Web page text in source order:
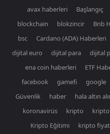
avax haberleri
Başlangıç
blockchain
blokzincir Bnb
bsc
Cardano (ADA) Haberleri
dijital euro
dijital para dijital
ena coin haberleri
ETF
facebook
gamefi google
Güvenlik
haber hala altın
koronavirüs
kripto
Kripto Eğitimi
kripto